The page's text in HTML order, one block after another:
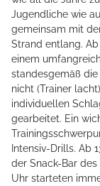
Jugendliche wie
gemeinsam mit
Strand entlang.
einem
standesgemäß
nicht (Trainer
individuellen
gearbeitet. Ein
Intensiv-Drills. Ab
der Snack-Bar
Uhr starteten